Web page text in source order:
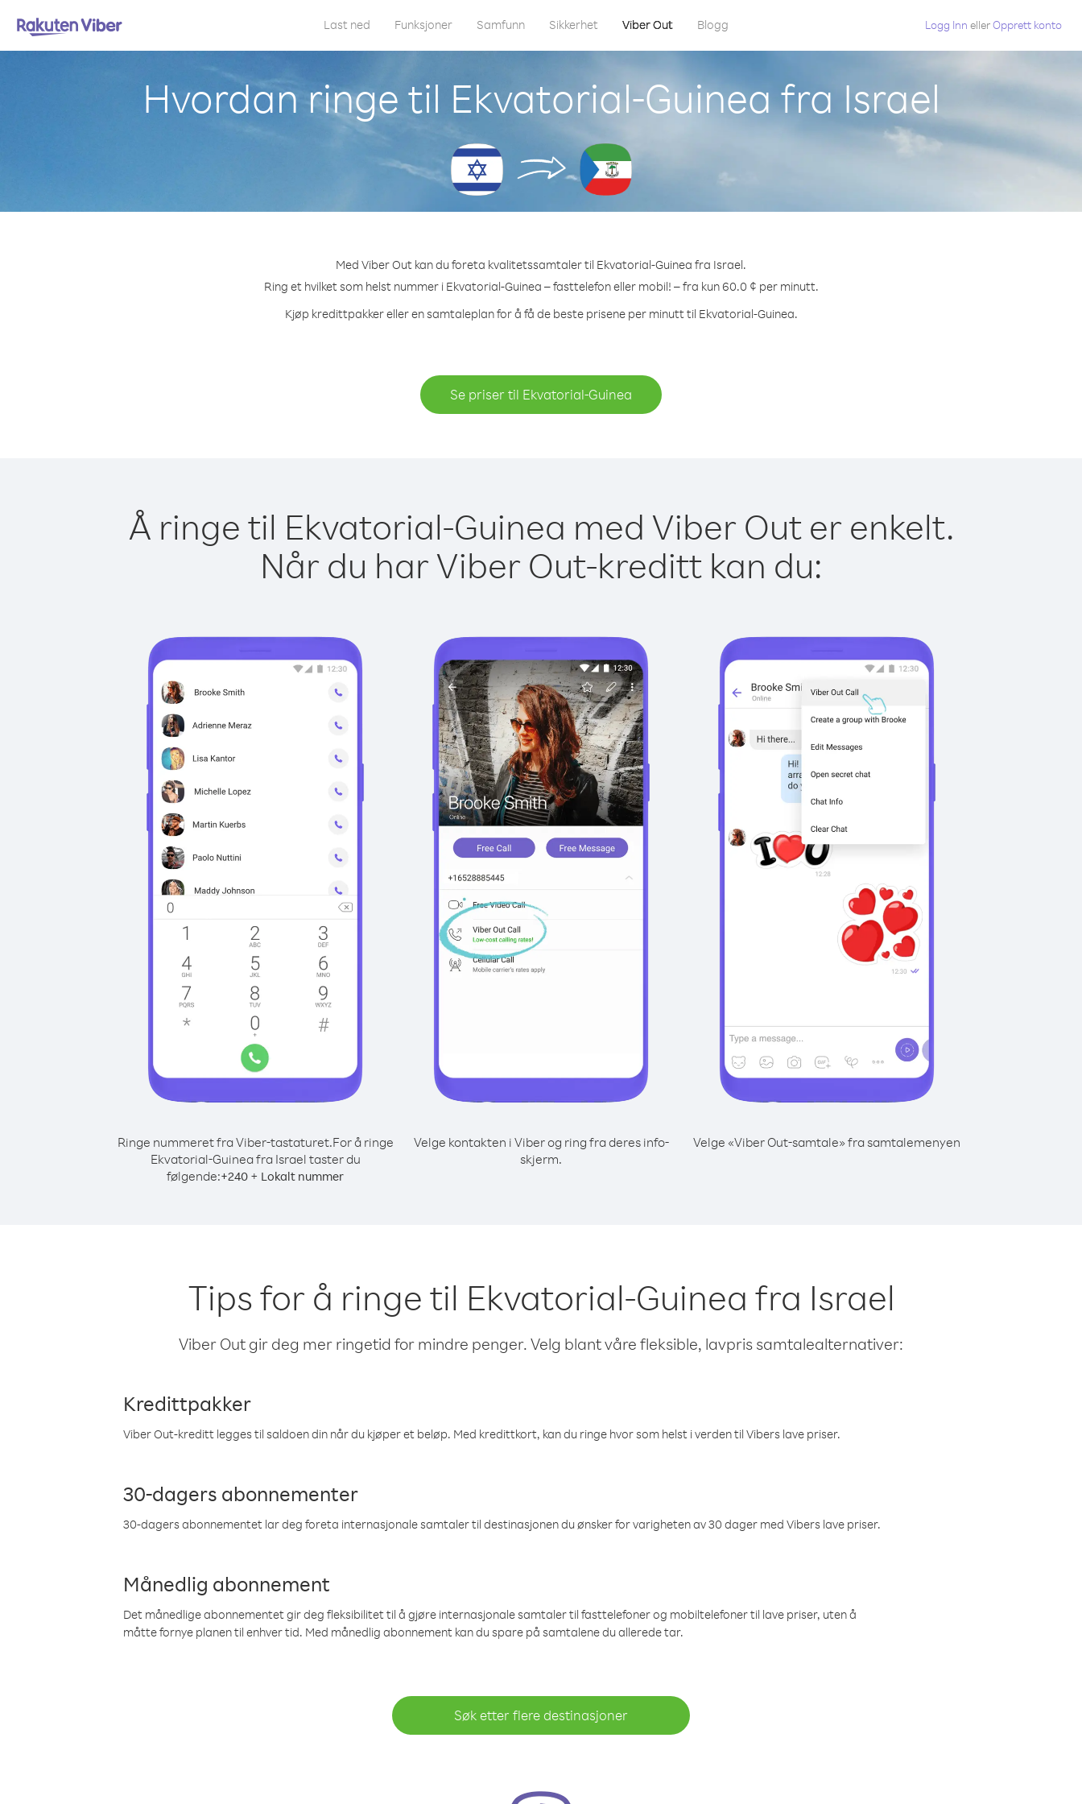
Last ned Funksjoner Samfunn Sikkerhet Viber Out Blogg Logg Inn ellerOpprett konto
Hvordan ringe til Ekvatorial-Guinea fra Israel
Med Viber Out kan du foreta kvalitetssamtaler til Ekvatorial-Guinea fra Israel.
Ring et hvilket som helst nummer i Ekvatorial-Guinea – fasttelefon eller mobil! – fra kun 60.0 ¢ per minutt.
Kjøp kredittpakker eller en samtaleplan for å få de beste prisene per minutt til Ekvatorial-Guinea.
Se priser til Ekvatorial-Guinea
Å ringe til Ekvatorial-Guinea med Viber Out er enkelt.
Når du har Viber Out-kreditt kan du:
Ringe nummeret fra Viber-tastaturet.For å ringe
Ekvatorial-Guinea fra Israel taster du
følgende:+240 + Lokalt nummer
Velge kontakten i Viber og ring fra deres info-
skjerm.
Velge «Viber Out-samtale» fra samtalemenyen
Tips for å ringe til Ekvatorial-Guinea fra Israel
Viber Out gir deg mer ringetid for mindre penger. Velg blant våre fleksible, lavpris samtalealternativer:
Kredittpakker
Viber Out-kreditt legges til saldoen din når du kjøper et beløp. Med kredittkort, kan du ringe hvor som helst i verden til Vibers lave priser.
30-dagers abonnementer
30-dagers abonnementet lar deg foreta internasjonale samtaler til destinasjonen du ønsker for varigheten av 30 dager med Vibers lave priser.
Månedlig abonnement
Det månedlige abonnementet gir deg fleksibilitet til å gjøre internasjonale samtaler til fasttelefoner og mobiltelefoner til lave priser, uten å
måtte fornye planen til enhver tid. Med månedlig abonnement kan du spare på samtalene du allerede tar.
Søk etter flere destinasjoner